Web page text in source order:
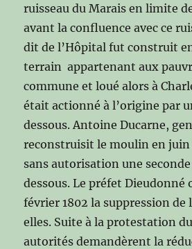
ruisseau du Marais en limite
avant la confluence avec ce
dit de l’Hôpital fut construit en
terrain appartenant aux
commune et loué alors à
était actionné à l’origine par
dessous. Antoine Ducarne,
reconstruisit le moulin en juin
sans autorisation une
dessous. Le préfet Dieudonné
février 1802 la suppression de
elles. Suite à la protestation
autorités demandèrent la